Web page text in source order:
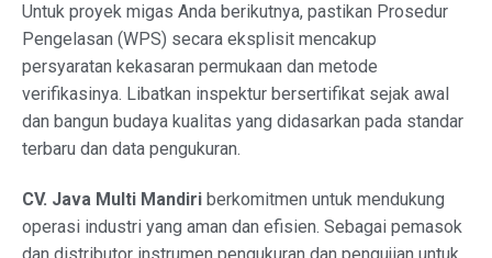
Untuk proyek migas Anda berikutnya, pastikan Prosedur
Pengelasan (WPS) secara eksplisit mencakup
persyaratan kekasaran permukaan dan metode
verifikasinya. Libatkan inspektur bersertifikat sejak awal
dan bangun budaya kualitas yang didasarkan pada standar
terbaru dan data pengukuran.
CV. Java Multi Mandiri berkomitmen untuk mendukung
operasi industri yang aman dan efisien. Sebagai pemasok